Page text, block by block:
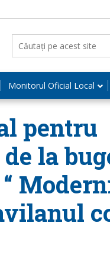
Monitorul Oficial Local
pentru
la